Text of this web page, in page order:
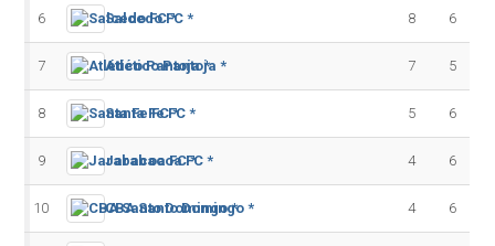
6 Salcedo FC * 8 6
7 Atlético Pantoja * 7 5
8 Santa Fe FC * 5 6
9 Jarabacoa FC * 4 6
10 CBA Santo Domingo * 4 6